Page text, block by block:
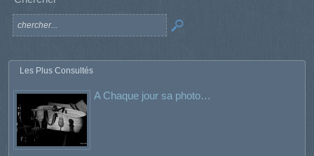
Les Plus Consultés
A Chaque jour sa photo…